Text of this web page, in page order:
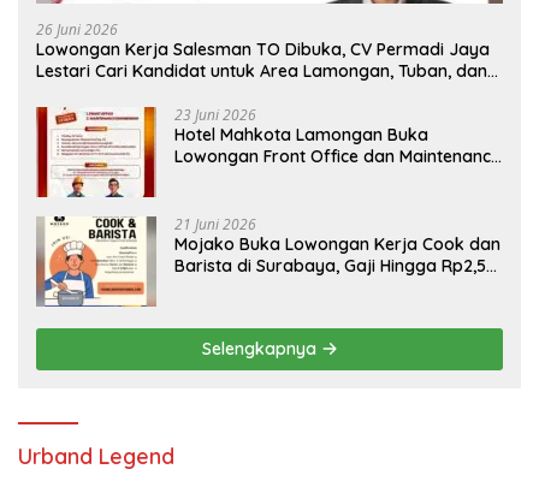
26 Juni 2026
Lowongan Kerja Salesman TO Dibuka, CV Permadi Jaya
Lestari Cari Kandidat untuk Area Lamongan, Tuban, dan
23 Juni 2026
Hotel Mahkota Lamongan Buka
Lowongan Front Office dan Maintenance
21 Juni 2026
Mojako Buka Lowongan Kerja Cook dan
Barista di Surabaya, Gaji Hingga Rp2,5
Selengkapnya
Urband Legend